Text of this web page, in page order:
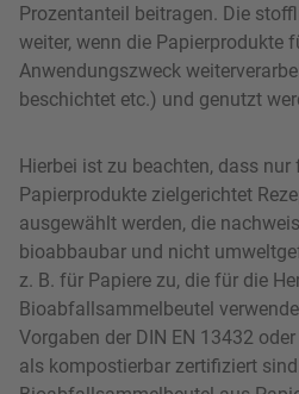
Prozentanteil beitragen. Die
weiter, wenn die Papierprodukte
Anwendungszweck
beschichtet etc.) und genutzt
Hierbei ist zu beachten, dass nur
Papierprodukte zielgerichtet
ausgewählt werden, die
bioabbaubar und nicht
z. B. für Papiere zu, die für die
Bioabfallsammelbeutel
Vorgaben der DIN EN 13432
als kompostierbar zertifiziert